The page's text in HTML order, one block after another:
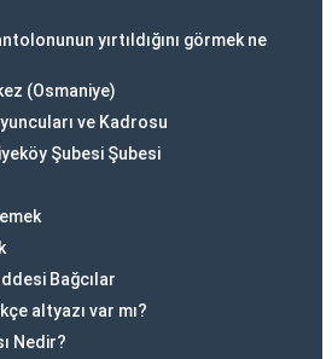
yırtıldığını görmek ne
(Osmaniye)
ve Kadrosu
Şubesi Şubesi
Bağcılar
altyazı var mı?
Nedir?